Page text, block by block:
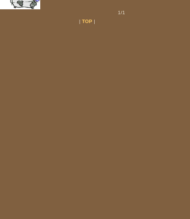
1/1
| TOP|